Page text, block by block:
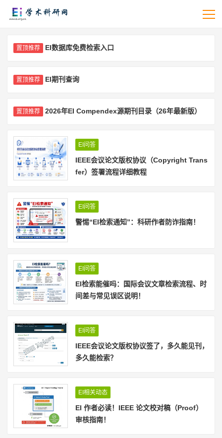
置顶推荐 EI数据库免费检索入口
置顶推荐 EI期刊查询
置顶推荐 2026年EI Compendex源期刊目录（26年最新版）
EI问答
IEEE会议论文版权协议（Copyright Trans
fer）签署流程详细教程
EI问答
警惕“EI检索通知”：科研作者防诈指南！
EI问答
EI检索能催吗：国际会议文章检索流程、时
间差与常见误区说明！
EI问答
IEEE会议论文版权协议签了，多久能见刊，
多久能检索？
EI相关动态
EI 作者必读！IEEE 论文校对稿（Proof）
审核指南！